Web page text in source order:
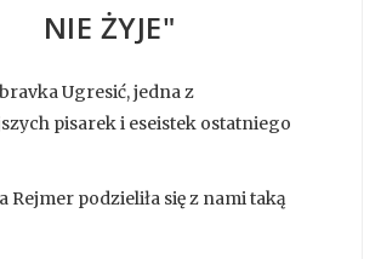
NIE ŻYJE"
Ugresić, jedna z
pisarek i eseistek ostatniego
Rejmer podzieliła się z nami taką